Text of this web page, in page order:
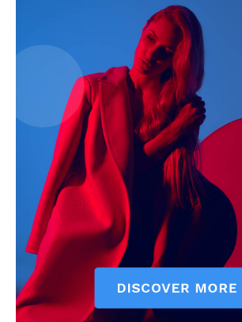
News Week
Magazine PRO